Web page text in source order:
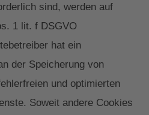
sind, werden auf
1 lit. f DSGVO
hat ein
der Speicherung von
und optimierten
Soweit andere Cookies